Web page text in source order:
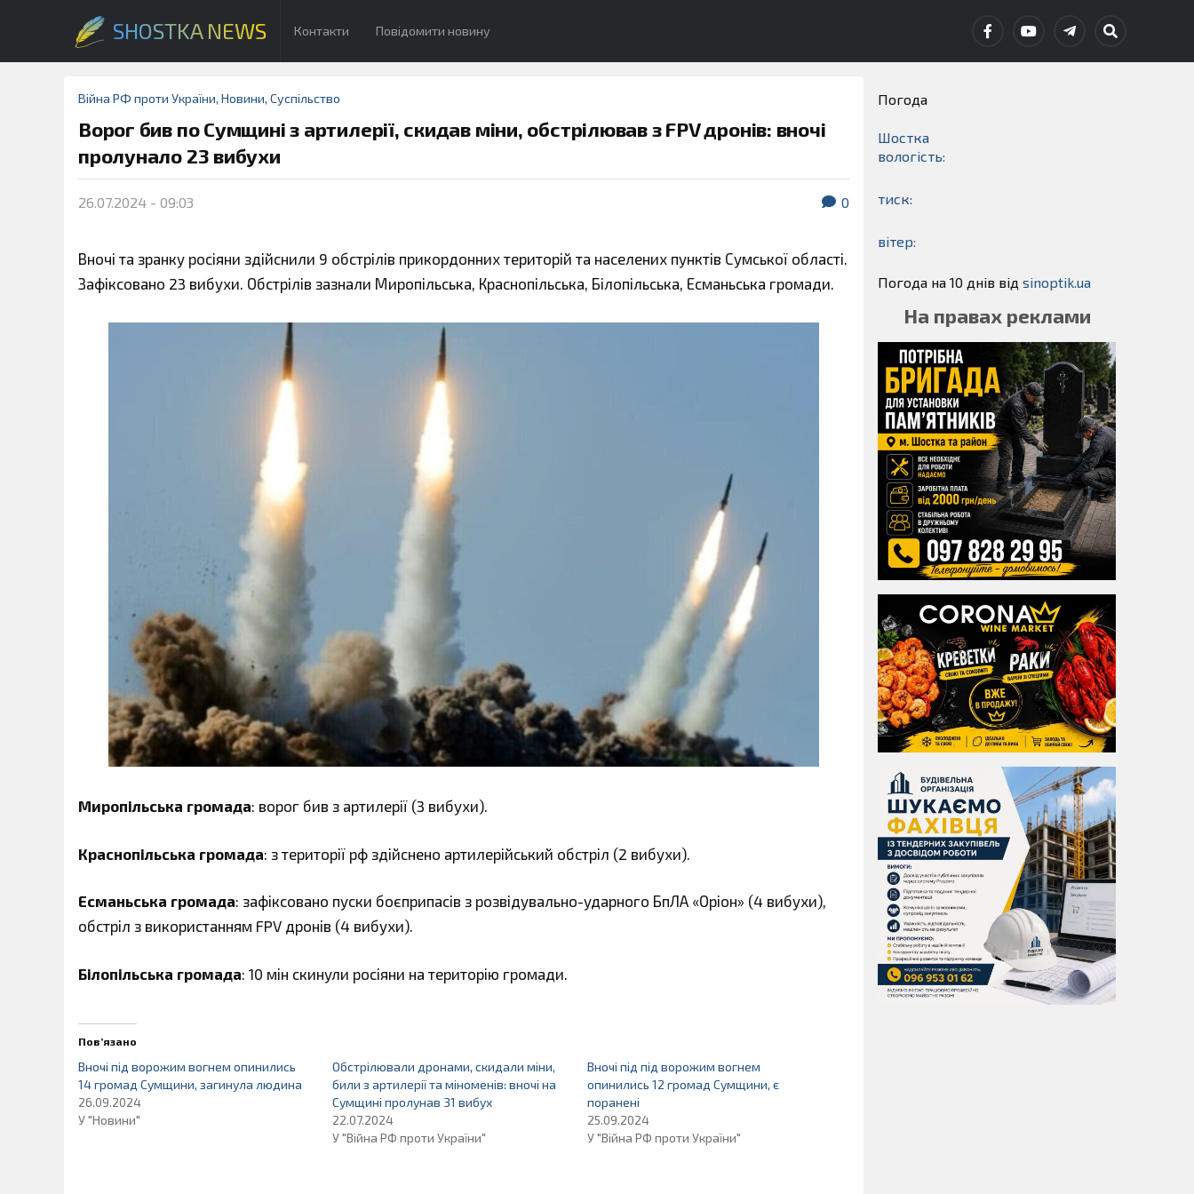
SHOSTKA NEWS Контакти Повідомити новину
Війна РФ проти України, Новини, Суспільство
Ворог бив по Сумщині з артилерії, скидав міни, обстрілював з FPV дронів: вночі
пролунало 23 вибухи
26.07.2024 - 09:03 0
Вночі та зранку росіяни здійснили 9 обстрілів прикордонних територій та населених пунктів Сумської області.
Зафіксовано 23 вибухи. Обстрілів зазнали Миропільська, Краснопільська, Білопільська, Есманьська громади.
Миропільська громада: ворог бив з артилерії (3 вибухи).
Краснопільська громада: з території рф здійснено артилерійський обстріл (2 вибухи).
Есманьська громада: зафіксовано пуски боєприпасів з розвідувально-ударного БпЛА «Оріон» (4 вибухи),
обстріл з використанням FPV дронів (4 вибухи).
Білопільська громада: 10 мін скинули росіяни на територію громади.
Пов’язано
Вночі під ворожим вогнем опинились
14 громад Сумщини, загинула людина
26.09.2024
У "Новини"
Обстрілювали дронами, скидали міни,
били з артилерії та міноменів: вночі на
Сумщині пролунав 31 вибух
22.07.2024
У "Війна РФ проти України"
Вночі під під ворожим вогнем
опинились 12 громад Сумщини, є
поранені
25.09.2024
У "Війна РФ проти України"
Погода
Шостка
вологість:
тиск:
вітер:
Погода на 10 днів від sinoptik.ua
На правах реклами